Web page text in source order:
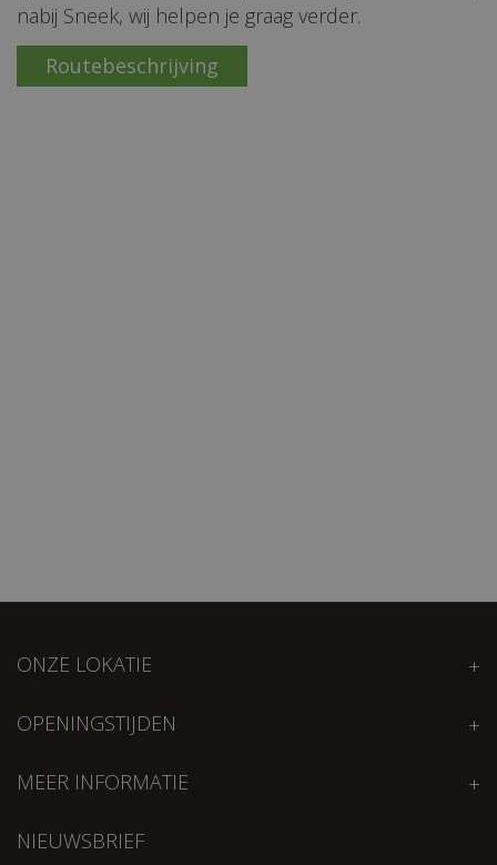
nabij Sneek, wij helpen je graag verder.
Routebeschrijving
ONZE LOKATIE
OPENINGSTIJDEN
MEER INFORMATIE
NIEUWSBRIEF